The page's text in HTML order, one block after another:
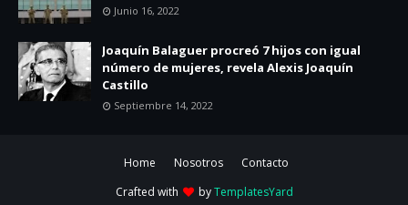
Junio 16, 2022
Joaquín Balaguer procreó 7 hijos con igual
número de mujeres, revela Alexis Joaquín
Castillo
Septiembre 14, 2022
Home Nosotros
Contacto
Crafted with
byTemplatesYard